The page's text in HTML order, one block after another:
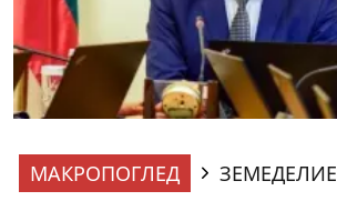
МАКРОПОГЛЕД
ЗЕМЕДЕЛИЕ